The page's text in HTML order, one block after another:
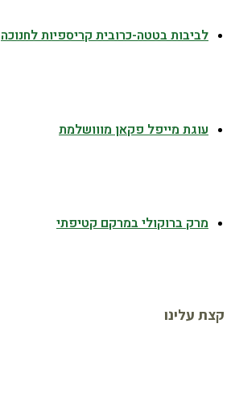
לביבות בטטה-כרובית קריספיות לחנוכה
עוגת מייפל פקאן מווושלמת
מרק ברוקולי במרקם קטיפתי
קצת עלינו